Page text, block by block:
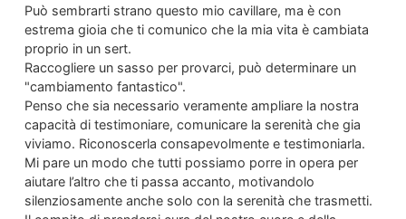
Può sembrarti strano questo mio cavillare, ma è con
estrema gioia che ti comunico che la mia vita è cambiata
proprio in un sert.
Raccogliere un sasso per provarci, può determinare un
"cambiamento fantastico".
Penso che sia necessario veramente ampliare la nostra
capacità di testimoniare, comunicare la serenità che gia
viviamo. Riconoscerla consapevolmente e testimoniarla.
Mi pare un modo che tutti possiamo porre in opera per
aiutare l’altro che ti passa accanto, motivandolo
silenziosamente anche solo con la serenità che trasmetti.